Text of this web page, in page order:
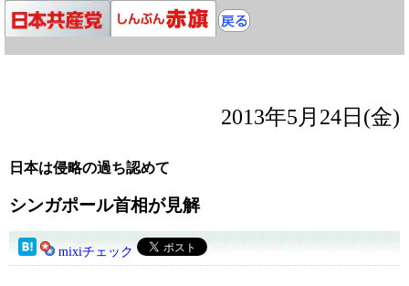
2013年5月24日(金)
日本は侵略の過ち認めて
シンガポール首相が見解
mixiチェック